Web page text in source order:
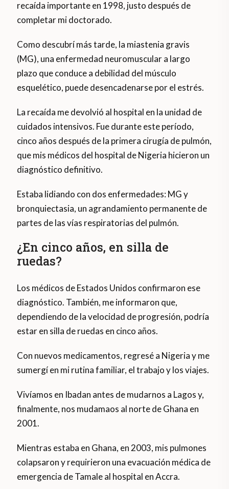
recaída importante en 1998, justo después de
completar mi doctorado.
Como descubrí más tarde, la miastenia gravis
(MG), una enfermedad neuromuscular a largo
plazo que conduce a debilidad del músculo
esquelético, puede desencadenarse por el estrés.
La recaída me devolvió al hospital en la unidad de
cuidados intensivos. Fue durante este período,
cinco años después de la primera cirugía de pulmón,
que mis médicos del hospital de Nigeria hicieron un
diagnóstico definitivo.
Estaba lidiando con dos enfermedades: MG y
bronquiectasia, un agrandamiento permanente de
partes de las vías respiratorias del pulmón.
¿En cinco años, en silla de
ruedas?
Los médicos de Estados Unidos confirmaron ese
diagnóstico. También, me informaron que,
dependiendo de la velocidad de progresión, podría
estar en silla de ruedas en cinco años.
Con nuevos medicamentos, regresé a Nigeria y me
sumergí en mi rutina familiar, el trabajo y los viajes.
Vivíamos en Ibadan antes de mudarnos a Lagos y,
finalmente, nos mudamaos al norte de Ghana en
2001.
Mientras estaba en Ghana, en 2003, mis pulmones
colapsaron y requirieron una evacuación médica de
emergencia de Tamale al hospital en Accra.